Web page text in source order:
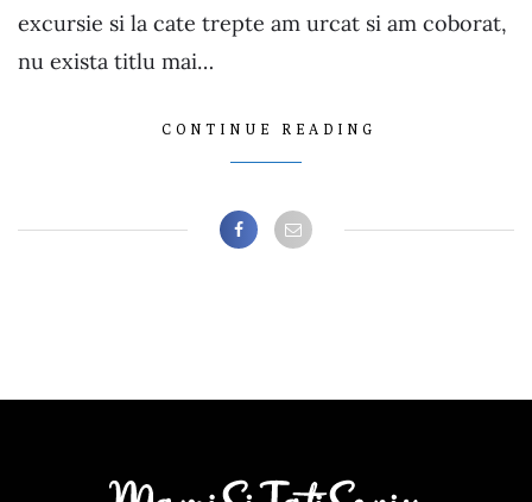
excursie si la cate trepte am urcat si am coborat,
nu exista titlu mai…
CONTINUE READING